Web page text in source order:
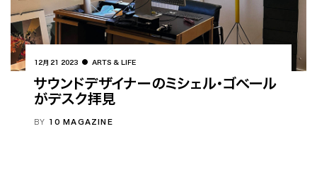
12月 21 2023 ARTS & LIFE
サウンドデザイナーのミシェル・ゴベール
がデスク拝見
BY 10 MAGAZINE